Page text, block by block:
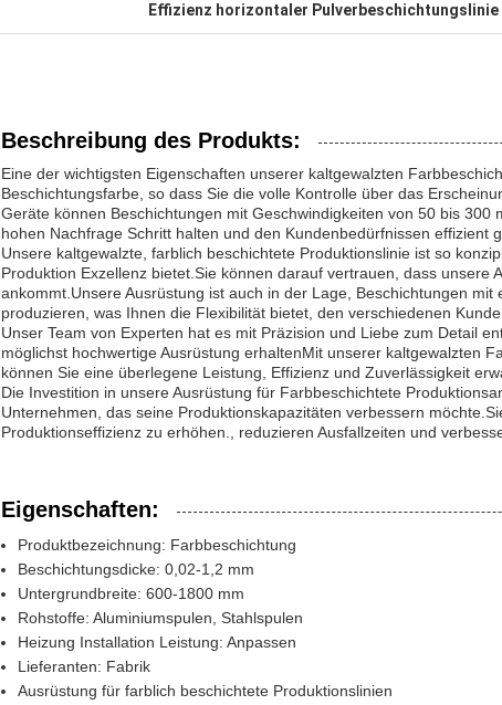
Effizienz horizontaler Pulverbeschichtungslinie
Beschreibung des Produkts:
Eine der wichtigsten Eigenschaften unserer kaltgewalzten
Beschichtungsfarbe, so dass Sie die volle Kontrolle über das
Geräte können Beschichtungen mit Geschwindigkeiten von 50 bis 300
hohen Nachfrage Schritt halten und den Kundenbedürfnissen effizient
Unsere kaltgewalzte, farblich beschichtete Produktionslinie ist so
Produktion Exzellenz bietet.Sie können darauf vertrauen, dass unsere
ankommt.Unsere Ausrüstung ist auch in der Lage, Beschichtungen mit
produzieren, was Ihnen die Flexibilität bietet, den verschiedenen
Unser Team von Experten hat es mit Präzision und Liebe zum Detail
möglichst hochwertige Ausrüstung erhaltenMit unserer kaltgewalzten
können Sie eine überlegene Leistung, Effizienz und Zuverlässigkeit
Die Investition in unsere Ausrüstung für Farbbeschichtete
Unternehmen, das seine Produktionskapazitäten verbessern
Produktionseffizienz zu erhöhen., reduzieren Ausfallzeiten und
Eigenschaften:
Produktbezeichnung: Farbbeschichtung
Beschichtungsdicke: 0,02-1,2 mm
Untergrundbreite: 600-1800 mm
Rohstoffe: Aluminiumspulen, Stahlspulen
Heizung Installation Leistung: Anpassen
Lieferanten: Fabrik
Ausrüstung für farblich beschichtete Produktionslinien